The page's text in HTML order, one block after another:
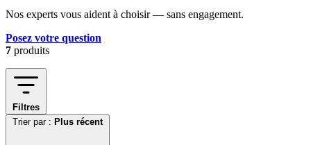
Nos experts vous aident à choisir — sans engagement.
Posez votre question
7 produits
Filtres
Trier par : Plus récent